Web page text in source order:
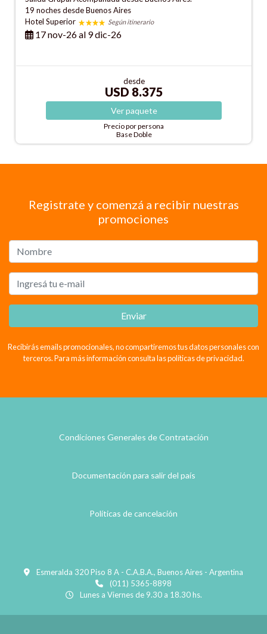
19 nochesdesde Buenos Aires
Hotel Superior
Según itinerario
17 nov-26 al 9 dic-26
desde
USD 8.375
Verpaquete
Precio por persona
Base Doble
Registrate y comenzá a recibir nuestras
promociones
Enviar
Recibirás emails promocionales, no compartiremos tus datos personales con
terceros. Para más información consulta las políticas de privacidad.
Condiciones Generales de Contratación
Documentación para salir del país
Políticas de cancelación
Esmeralda 320 Piso 8 A - C.A.B.A., Buenos Aires - Argentina
(011) 5365-8898
Lunes a Viernes de 9.30 a 18.30 hs.